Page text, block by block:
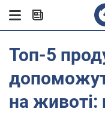
Топ-5
на животі: